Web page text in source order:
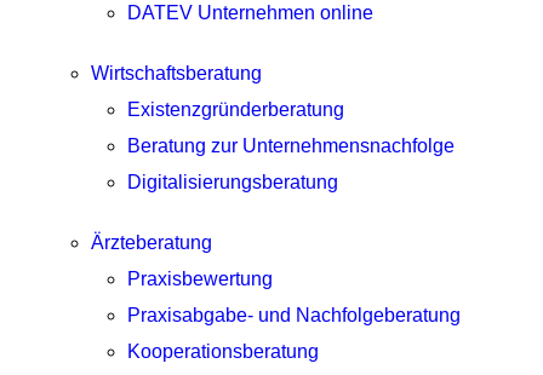
DATEV Unternehmen online
Wirtschaftsberatung
Existenzgründerberatung
Beratung zur Unternehmensnachfolge
Digitalisierungsberatung
Ärzteberatung
Praxisbewertung
Praxisabgabe- und Nachfolgeberatung
Kooperationsberatung